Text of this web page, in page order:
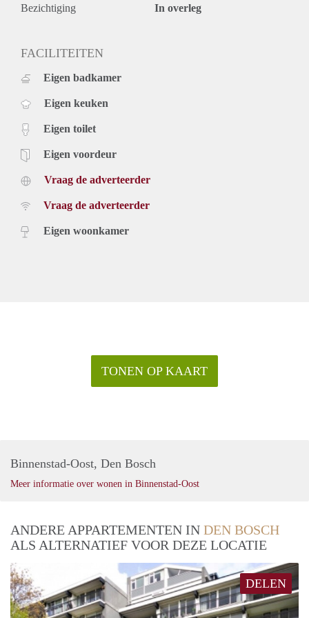
Bezichtiging In overleg
FACILITEITEN
Eigen badkamer
Eigen keuken
Eigen toilet
Eigen voordeur
Vraag de adverteerder
Vraag de adverteerder
Eigen woonkamer
TONEN OP KAART
Binnenstad-Oost, Den Bosch
Meer informatie over wonen in Binnenstad-Oost
ANDERE APPARTEMENTEN IN DEN BOSCH
ALS ALTERNATIEF VOOR DEZE LOCATIE
DELEN